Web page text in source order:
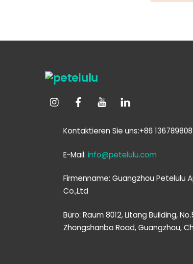
Kontaktieren Sie uns:+86
E-Mail:info@petelulu.com
Firmenname: Guangzhou Petelulu
Co.,Ltd
Büro: Raum 8012, Litang Building,
Zhongshanba Road, Guangzhou,